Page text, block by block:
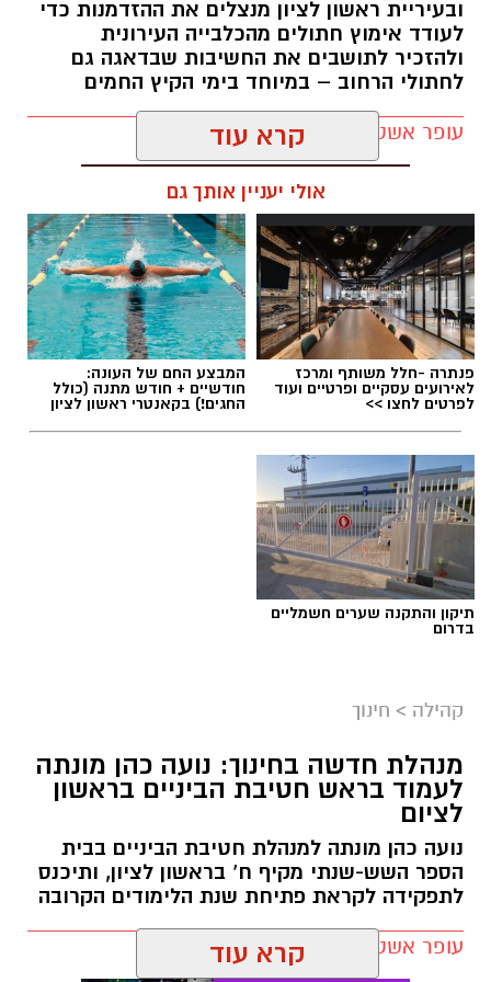
ובעיריית ראשון לציון מנצלים את ההזדמנות כדי
לעודד אימוץ חתולים מהכלבייה העירונית
ולהזכיר לתושבים את החשיבות שבדאגה גם
לחתולי הרחוב – במיוחד בימי הקיץ החמים
עופר אשטוקר / 12:04 07.08.26
תגים:יום החתול הבינלאומי
הקרובה, פרסמה עיריית ראשון לציון פוסט מיוחד
המוקדש לחתולים העירוניים – הן לאלו שמחכים
לבית מאמץ בכלבייה העירונית והן לחתולי הרחוב
החיים ברחבי העיר.
בעירייה מזכירים כי תושבים שנתקלים בחתול פצוע
או במצוקה יכולים לפנות למוקד העירוני 106.
החתול יועבר לקבלת טיפול רפואי, ולאחר מכן
קרא עוד
אולי יעניין אותך גם
פנתרה -חלל משותף ומרכז
לאירועים עסקיים ופרטיים ועוד
לפרטים לחצו >>
המבצע החם של העונה:
חודשיים + חודש מתנה (כולל
החגים!) בקאנטרי ראשון לציון
תיקון והתקנה שערים חשמליים
בדרום
קהילה > חינוך
מנהלת חדשה בחינוך: נועה כהן מונתה
לעמוד בראש חטיבת הביניים בראשון
לציום
נועה כהן מונתה למנהלת חטיבת הביניים בבית
הספר השש-שנתי מקיף ח’ בראשון לציון, ותיכנס
לתפקידה לקראת פתיחת שנת הלימודים הקרובה
עופר אשטוקר / 10:53 07.08.26